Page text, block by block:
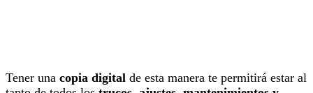
Tener una copia digital de esta manera te permitirá estar al